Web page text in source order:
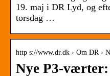
19. maj i DR Lyd, og
torsdag …
http s://www.dr.dk › Om DR ›
Nye P3-værter: